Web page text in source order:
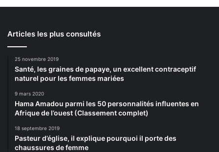
Articles les plus consultés
25 novembre 2019
Santé, les graines de papaye, un excellent contraceptif
naturel pour les femmes mariées
9 mars 2020
Hama Amadou parmi les 50 personnalités influentes en
Afrique de l’ouest (Classement complet)
18 septembre 2019
Pasteur d’église, il explique pourquoi il porte des
chaussures de femme